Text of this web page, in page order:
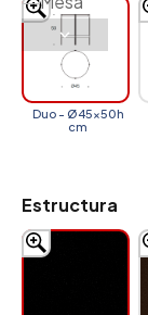
Duo - Ø45x50h
cm
Estructura